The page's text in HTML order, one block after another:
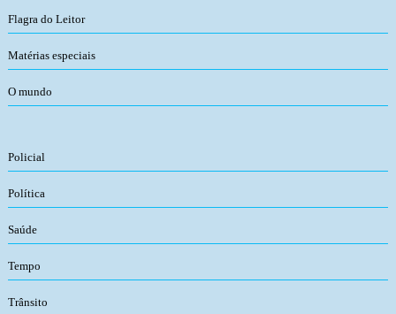
Flagra do Leitor
Matérias especiais
O mundo
Policial
Política
Saúde
Tempo
Trânsito